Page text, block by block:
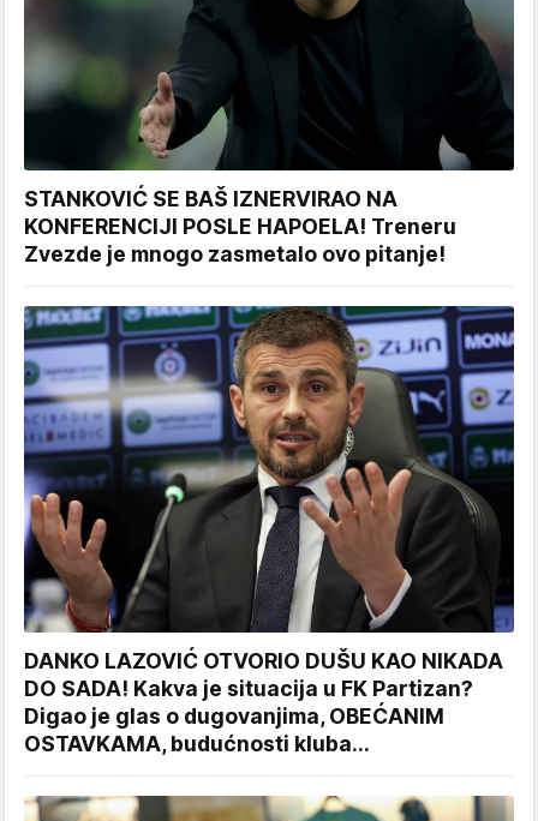
STANKOVIĆ SE BAŠ IZNERVIRAO NA
KONFERENCIJI POSLE HAPOELA! Treneru
Zvezde je mnogo zasmetalo ovo pitanje!
DANKO LAZOVIĆ OTVORIO DUŠU KAO NIKADA
DO SADA! Kakva je situacija u FK Partizan?
Digao je glas o dugovanjima, OBEĆANIM
OSTAVKAMA, budućnosti kluba...